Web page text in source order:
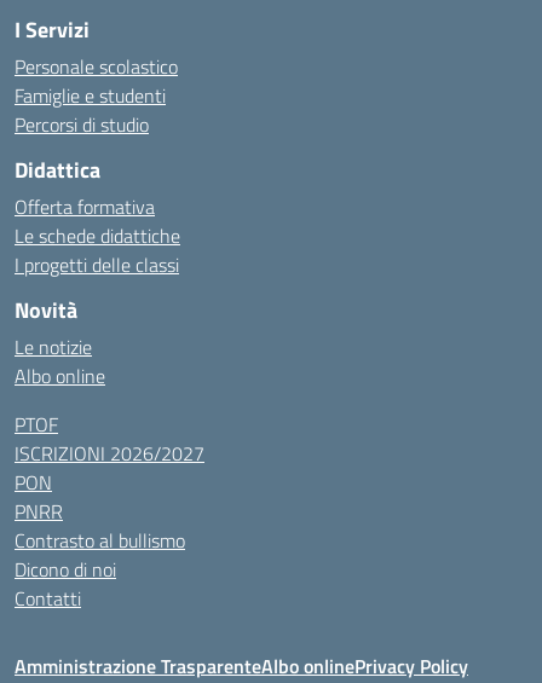
I Servizi
Personale scolastico
Famiglie e studenti
Percorsi di studio
Didattica
Offerta formativa
Le schede didattiche
I progetti delle classi
Novità
Le notizie
Albo online
PTOF
ISCRIZIONI 2026/2027
PON
PNRR
Contrasto al bullismo
Dicono di noi
Contatti
Amministrazione TrasparenteAlbo onlinePrivacy Policy